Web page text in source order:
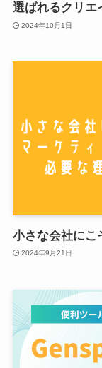
選ばれるクリエ
2024年10月1日
小さな会社にこ
2024年9月21日